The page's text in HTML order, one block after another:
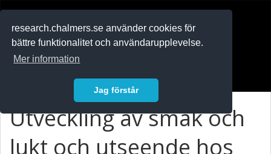
research.chalmers.se använder cookies för
bättre funktionalitet och användarupplevelse.
Mer information
Jag förstår
Utveckling av smak och
lukt och utseende hos